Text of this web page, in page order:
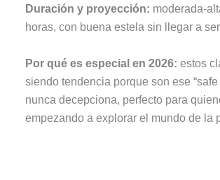
Duración y proyección: moderada-
horas, con buena estela sin llegar a
Por qué es especial en 2026: estos
siendo tendencia porque son ese “safe
nunca decepciona, perfecto para
empezando a explorar el mundo de la